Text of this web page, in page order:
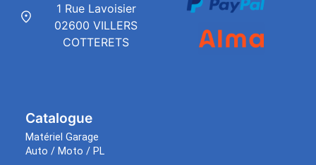
Catalogue
Matériel Garage
Auto / Moto / PL
1 Rue Lavoisier
02600 VILLERS
COTTERETS